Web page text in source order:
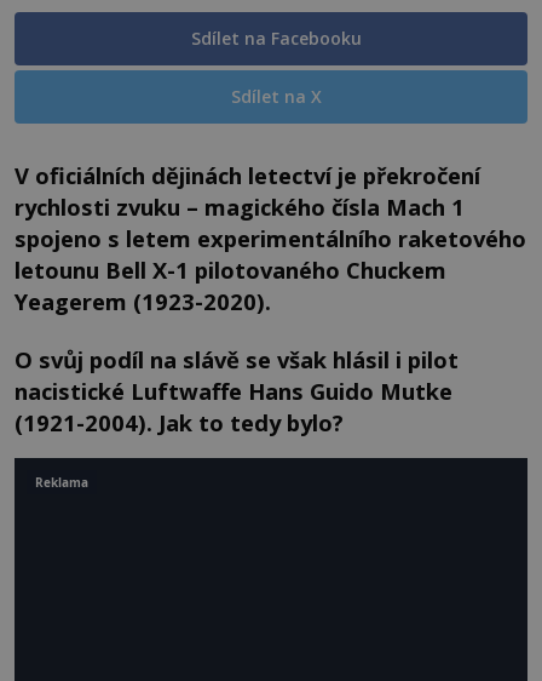
Sdílet na Facebooku
Sdílet na X
V oficiálních dějinách letectví je překročení
rychlosti zvuku – magického čísla Mach 1
spojeno s letem experimentálního raketového
letounu Bell X-1 pilotovaného Chuckem
Yeagerem (1923-2020).
O svůj podíl na slávě se však hlásil i pilot
nacistické Luftwaffe Hans Guido Mutke
(1921-2004). Jak to tedy bylo?
Reklama